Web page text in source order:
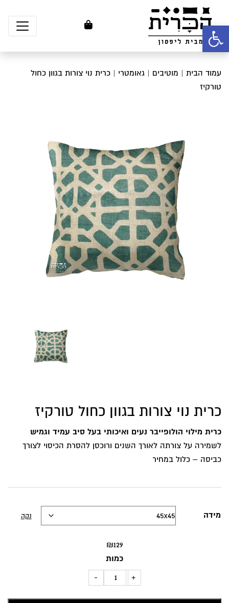
פתח סרגל נגישות
עמוד הבית | מוטיבים | גאומטרי | כרית נוי צורות בגוון כחול
טורקיז
כרית נוי צורות בגוון כחול טורקיז
כרית מילוי הולופייבר נעים ואיכותי בעל סיב עמיד וגמיש
לשמירה על צורתה לאורך השנים ורוכסן להסרת הכיסוי לצורך
כביסה – כלול במחיר
מידה נקה
₪129
כמות
+
כמות
-